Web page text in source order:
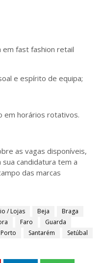
em fast fashion retail
e espírito de equipa;
em horários rotativos.
as vagas disponíveis,
candidatura tem a
das marcas
/ Lojas Beja
Braga
Faro
Guarda
Porto Santarém
Setúbal